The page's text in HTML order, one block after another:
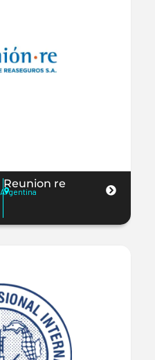
Reunion re
Argentina